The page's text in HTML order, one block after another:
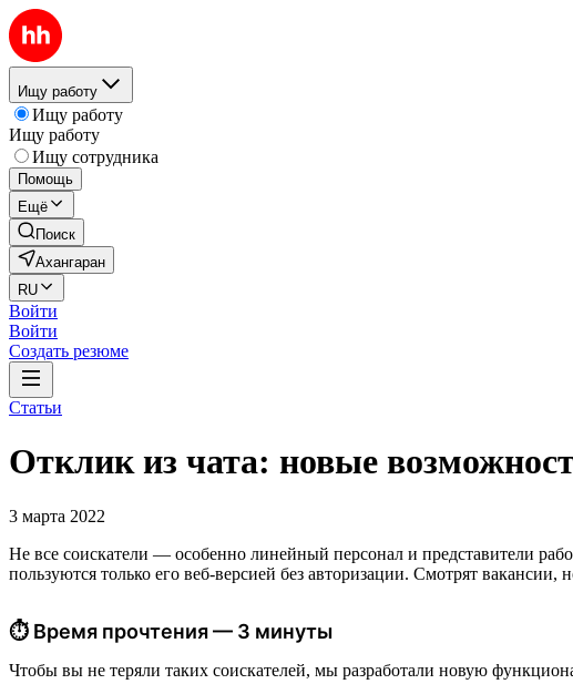
Ищу работу
Ищу работу
Ищу работу
Ищу сотрудника
Помощь
Ещё
Поиск
Ахангаран
RU
Войти
Войти
Создать резюме
Статьи
Отклик из чата: новые
3 марта 2022
Не все соискатели — особенно линейный персонал и представители
пользуются только его веб-версией без авторизации. Смотрят
⏱ Время прочтения — 3 минуты
Чтобы вы не теряли таких соискателей, мы разработали новую